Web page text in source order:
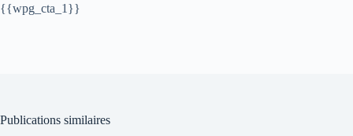
{{wpg_cta_1}}
Publications similaires